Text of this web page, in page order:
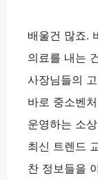
배울건 많죠.
의료를 내는
사장님들의
바로 중소벤
운영하는 소
최신 트렌드
찬 정보들을